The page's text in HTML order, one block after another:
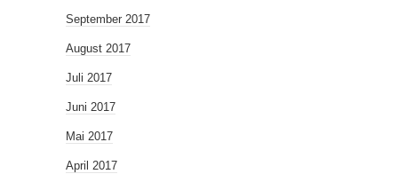
September 2017
August 2017
Juli 2017
Juni 2017
Mai 2017
April 2017